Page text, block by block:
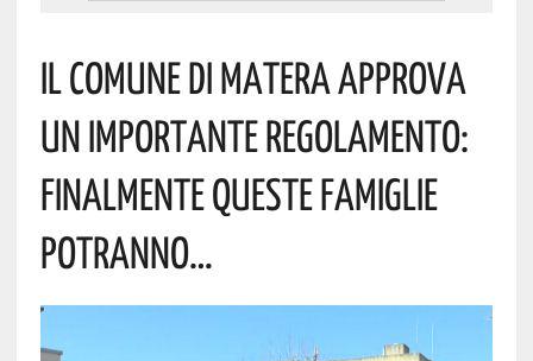
IL COMUNE DI MATERA APPROVA
UN IMPORTANTE REGOLAMENTO:
FINALMENTE QUESTE FAMIGLIE
POTRANNO…